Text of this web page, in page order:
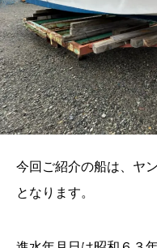
今回ご紹介の船は、ヤ
となります。